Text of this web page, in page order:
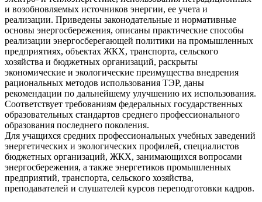
и возобновляемых источников энергии, ее учета и
реализации. Приведены законодательные и нормативные
основы энергосбережения, описаны практические способы
реализации энергосберегающей политики на промышленных
предприятиях, объектах ЖКХ, транспорта, сельского
хозяйства и бюджетных организаций, раскрыты
экономические и экологические преимущества внедрения
рациональных методов использования ТЭР, даны
рекомендации по дальнейшему улучшению их использования.
Соответствует требованиям федеральных государственных
образовательных стандартов среднего профессионального
образования последнего поколения.
Для учащихся средних профессиональных учебных заведений
энергетических и экологических профилей, специалистов
бюджетных организаций, ЖКХ, занимающихся вопросами
энергосбережения, а также энергетиков промышленных
предприятий, транспорта, сельского хозяйства,
преподавателей и слушателей курсов переподготовки кадров.